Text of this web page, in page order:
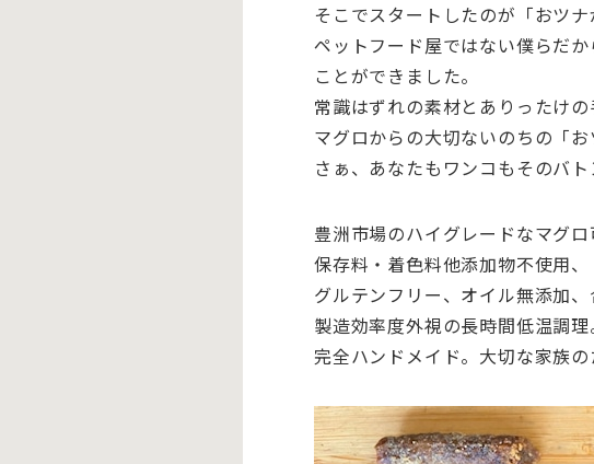
そこでスタートしたのが「おツナ
ペットフード屋ではない僕らだ
ことができました。
常識はずれの素材とありったけ
マグロからの大切ないのちの「お
さぁ、あなたもワンコもそのバト
豊洲市場のハイグレードなマグロ
保存料・着色料他添加物不使用、
グルテンフリー、オイル無添加、
製造効率度外視の長時間低温調理
完全ハンドメイド。大切な家族の